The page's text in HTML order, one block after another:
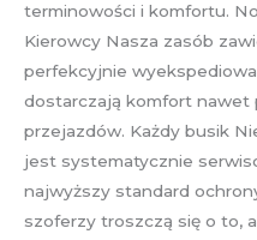
terminowości i komfortu.
Kierowcy Nasza zasób
perfekcyjnie
dostarczają komfort nawet
przejazdów. Każdy busik
jest systematycznie
najwyższy standard
szoferzy troszczą się o to,